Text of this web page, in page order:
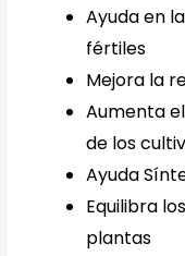
Ayuda en
fértiles
Mejora la
Aumenta
de los
Ayuda
Equilibra
plantas